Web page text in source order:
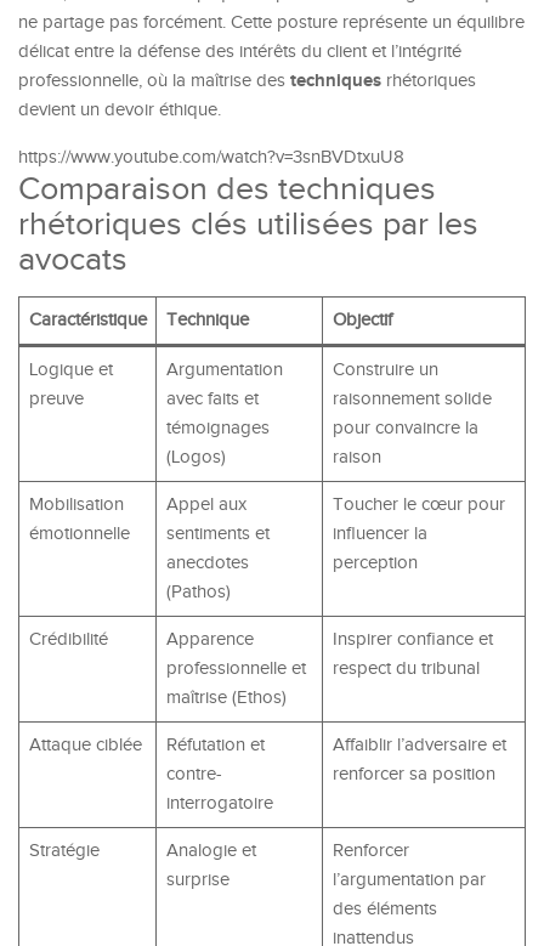
ne partage pas forcément. Cette posture représente un équilibre
délicat entre la défense des intérêts du client et l’intégrité
professionnelle, où la maîtrise des techniques rhétoriques
devient un devoir éthique.
https://www.youtube.com/watch?v=3snBVDtxuU8
Comparaison des techniques
rhétoriques clés utilisées par les
avocats
Caractéristique Technique Objectif
Logique et
preuve
Argumentation
avec faits et
témoignages
(Logos)
Construire un
raisonnement solide
pour convaincre la
raison
Mobilisation
émotionnelle
Appel aux
sentiments et
anecdotes
(Pathos)
Toucher le cœur pour
influencer la
perception
Crédibilité
Apparence
professionnelle et
maîtrise (Ethos)
Inspirer confiance et
respect du tribunal
Attaque ciblée
Réfutation et
contre-
interrogatoire
Affaiblir l’adversaire et
renforcer sa position
Stratégie
Analogie et
surprise
Renforcer
l’argumentation par
des éléments
inattendus